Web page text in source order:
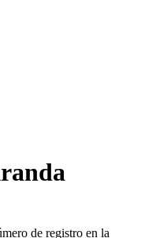
de registro en la